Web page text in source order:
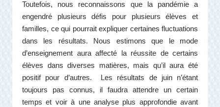
Toutefois, nous reconnaissons que la pandémie a
engendré plusieurs défis pour plusieurs élèves et
familles, ce qui pourrait expliquer certaines fluctuations
dans les résultats. Nous estimons que le mode
d’enseignement aura affecté la réussite de certains
élèves dans diverses matières, mais qu’il aura été
positif pour d’autres. Les résultats de juin n’étant
toujours pas connus, il faudra attendre un certain
temps et voir à une analyse plus approfondie avant